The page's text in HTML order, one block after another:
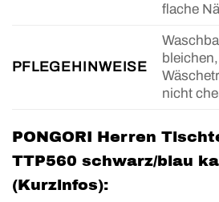
flache
PFLEGEHINWEISE
nicht
PONGORI Herren
TTP560 schwarz/blau
(Kurzinfos):